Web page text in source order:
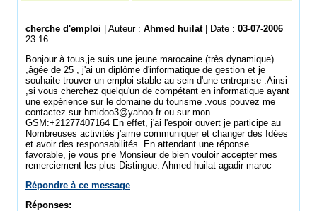
cherche d'emploi | Auteur : Ahmed huilat| Date : 03-07-2006
23:16
Bonjour à tous,je suis une jeune marocaine (très dynamique)
,âgée de 25 , j'ai un diplôme d'informatique de gestion et je
souhaite trouver un emploi stable au sein d'une entreprise .Ainsi
,si vous cherchez quelqu'un de compétant en informatique ayant
une expérience sur le domaine du tourisme .vous pouvez me
contactez sur hmidoo3@yahoo.fr ou sur mon
GSM:+21277407164 En effet, j'ai l'espoir ouvert je participe au
Nombreuses activités j'aime communiquer et changer des Idées
et avoir des responsabilités. En attendant une réponse
favorable, je vous prie Monsieur de bien vouloir accepter mes
remerciement les plus Distingue. Ahmed huilat agadir maroc
Répondre à ce message
Réponses: